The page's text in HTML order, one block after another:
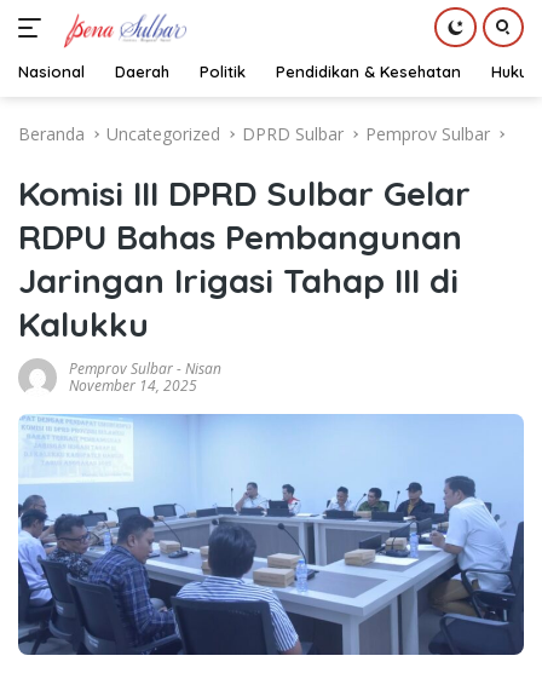
Nasional Daerah Politik Pendidikan & Kesehatan Hukum
Beranda Uncategorized DPRD Sulbar Pemprov Sulbar
Komisi III DPRD Sulbar Gelar
RDPU Bahas Pembangunan
Jaringan Irigasi Tahap III di
Kalukku
Pemprov Sulbar-Nisan
November 14, 2025